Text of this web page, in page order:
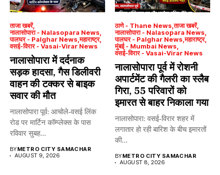
ताजा खबरें
नालासोपारा - Nalasopara News
पालघर - Palghar News महाराष्ट्र
वसई-विरार - Vasai-Virar News
नालासोपारा में दर्दनाक
सड़क हादसा, गैस डिलीवरी
वाहन की टक्कर से बाइक
सवार की मौत
नालासोपारा पूर्व: आचोले-वसई लिंक
रोड पर मार्टिन कॉम्प्लेक्स के पास
रविवार सुबह...
BYMETRO CITY SAMACHAR
AUGUST 9, 2026
ठाणे - Thane News ताजा खबरें
नालासोपारा - Nalasopara News
पालघर - Palghar News महाराष्ट्र
मुंबई - Mumbai News
वसई-विरार - Vasai-Virar News
नालासोपारा पूर्व में रोशनी
अपार्टमेंट की गैलरी का स्लैब
गिरा, 55 परिवारों को
इमारत से बाहर निकाला गया
नालासोपारा: वसई-विरार शहर में
लगातार हो रही बारिश के बीच इमारतों
की...
BYMETRO CITY SAMACHAR
AUGUST 8, 2026